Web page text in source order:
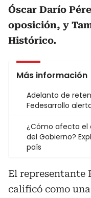
Óscar Darío
oposición, y
Histórico.
Más información
Adelanto de
Fedesarrollo
¿Cómo afecta el
del Gobierno?
país
El representante
calificó como